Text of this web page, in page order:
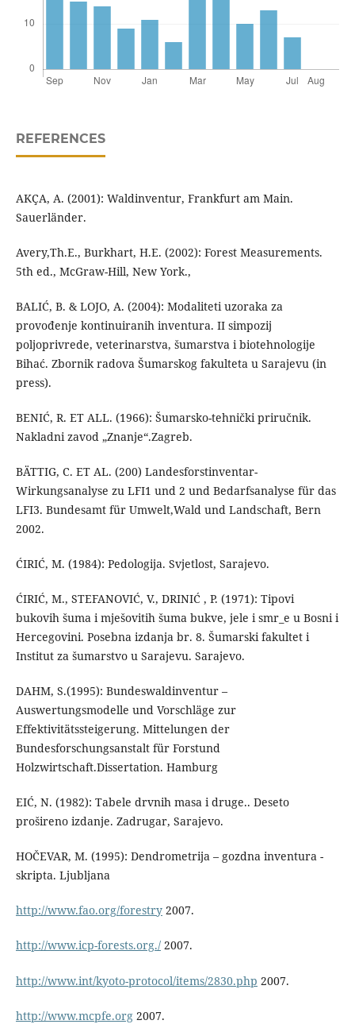
REFERENCES
AKÇA, A. (2001): Waldinventur, Frankfurt am Main.
Sauerländer.
Avery,Th.E., Burkhart, H.E. (2002): Forest Measurements.
5th ed., McGraw-Hill, New York.,
BALIĆ, B. & LOJO, A. (2004): Modaliteti uzoraka za
provođenje kontinuiranih inventura. II simpozij
poljoprivrede, veterinarstva, šumarstva i biotehnologije
Bihać. Zbornik radova Šumarskog fakulteta u Sarajevu (in
press).
BENIĆ, R. ET ALL. (1966): Šumarsko-tehnički priručnik.
Nakladni zavod „Znanje“.Zagreb.
BÄTTIG, C. ET AL. (200) Landesforstinventar-
Wirkungsanalyse zu LFI1 und 2 und Bedarfsanalyse für das
LFI3. Bundesamt für Umwelt,Wald und Landschaft, Bern
2002.
ĆIRIĆ, M. (1984): Pedologija. Svjetlost, Sarajevo.
ĆIRIĆ, M., STEFANOVIĆ, V., DRINIĆ , P. (1971): Tipovi
bukovih šuma i mješovitih šuma bukve, jele i smr_e u Bosni i
Hercegovini. Posebna izdanja br. 8. Šumarski fakultet i
Institut za šumarstvo u Sarajevu. Sarajevo.
DAHM, S.(1995): Bundeswaldinventur –
Auswertungsmodelle und Vorschläge zur
Effektivitätssteigerung. Mittelungen der
Bundesforschungsanstalt für Forstund
Holzwirtschaft.Dissertation. Hamburg
EIĆ, N. (1982): Tabele drvnih masa i druge.. Deseto
prošireno izdanje. Zadrugar, Sarajevo.
HOČEVAR, M. (1995): Dendrometrija – gozdna inventura -
skripta. Ljubljana
http://www.fao.org/forestry2007.
http://www.icp-forests.org./2007.
http://www.int/kyoto-protocol/items/2830.php 2007.
http://www.mcpfe.org2007.